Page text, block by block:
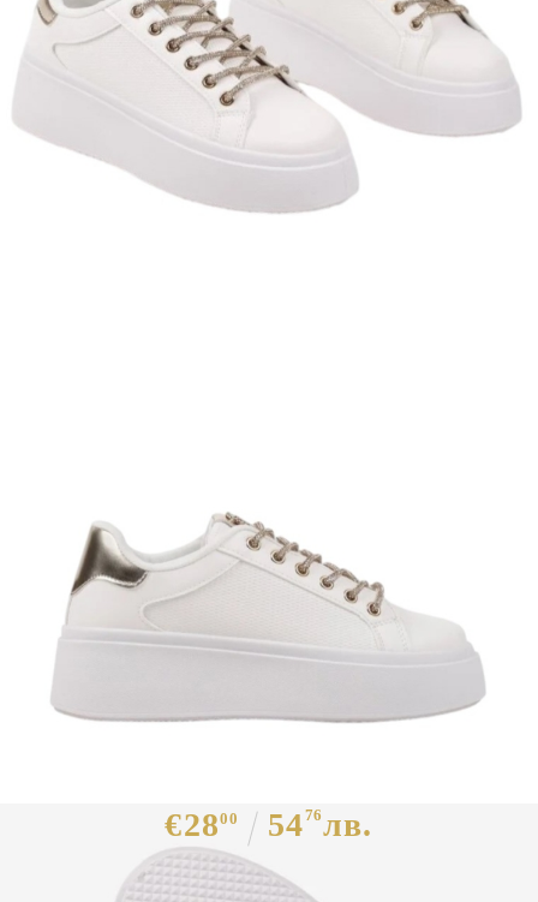
Бели кецове на платформа - Melisa
€2800 5476лв.
Избери размер :